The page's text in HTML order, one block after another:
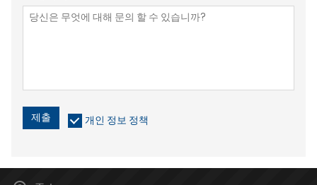
제출 개인 정보 정책